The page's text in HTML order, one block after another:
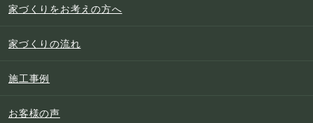
家づくりをお考えの方へ
家づくりの流れ
施工事例
お客様の声